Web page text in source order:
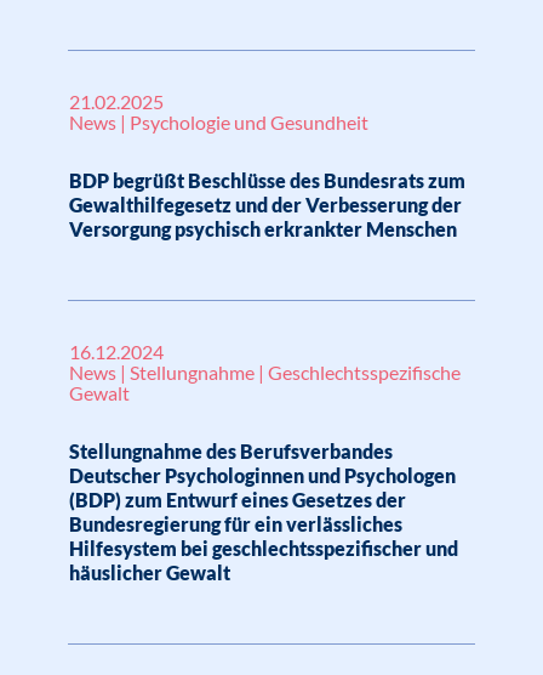
21.02.2025
News | Psychologie und Gesundheit
BDP begrüßt Beschlüsse des Bundesrats zum
Gewalthilfegesetz und der Verbesserung der
Versorgung psychisch erkrankter Menschen
16.12.2024
News | Stellungnahme | Geschlechtsspezifische
Gewalt
Stellungnahme des Berufsverbandes
Deutscher Psychologinnen und Psychologen
(BDP) zum Entwurf eines Gesetzes der
Bundesregierung für ein verlässliches
Hilfesystem bei geschlechtsspezifischer und
häuslicher Gewalt